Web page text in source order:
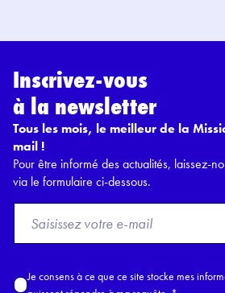
Inscrivez-vous
à la newsletter
Tous les mois, le meilleur de la
mail !
Pour être informé des actualités, laissez-
via le formulaire ci-dessous.
o
E
A Je consens à ce que ce site stocke mes